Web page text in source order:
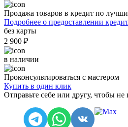
Продажа товаров в кредит по
Подробнее о предоставлении
без карты
2 900 ₽
в наличии
Проконсультироваться с мастером
Купить в один клик
Отправьте себе или другу, чтобы не